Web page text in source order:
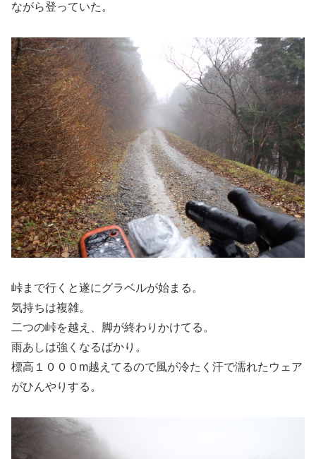
ながら登っていた。
峠まで行くと遂にグラベルが始まる。
気持ちは複雑。
二つの峠を越え、脚が終わりかけてる。
雨あしは強くなるばかり。
標高１０００m越えてるので風が冷たく汗で濡れたウェア
がひんやりする。